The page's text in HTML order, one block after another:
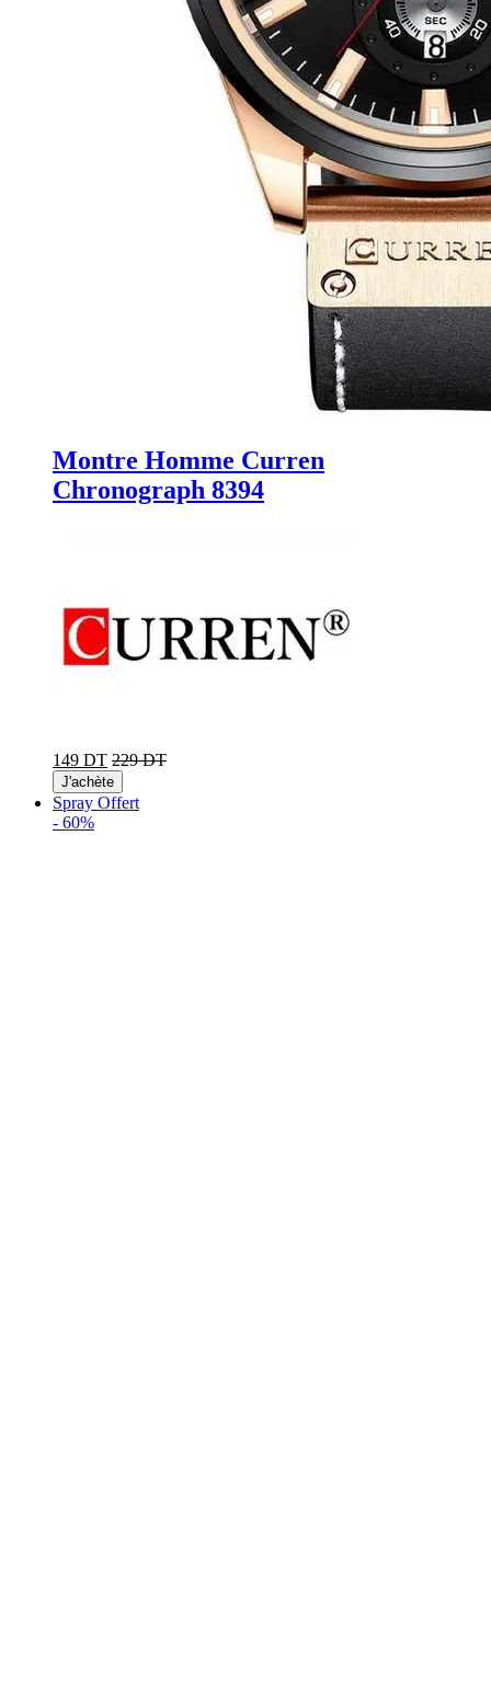
Montre Homme Curren
Chronograph 8394
149 DT 229 DT
J'achète
Spray Offert
- 60%